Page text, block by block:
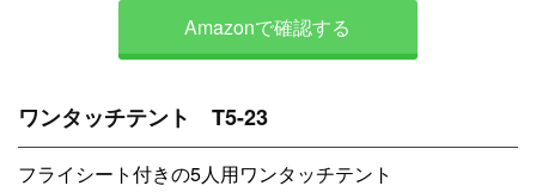
Amazonで確認する
ワンタッチテント T5-23
フライシート付きの5人用ワンタッチテント